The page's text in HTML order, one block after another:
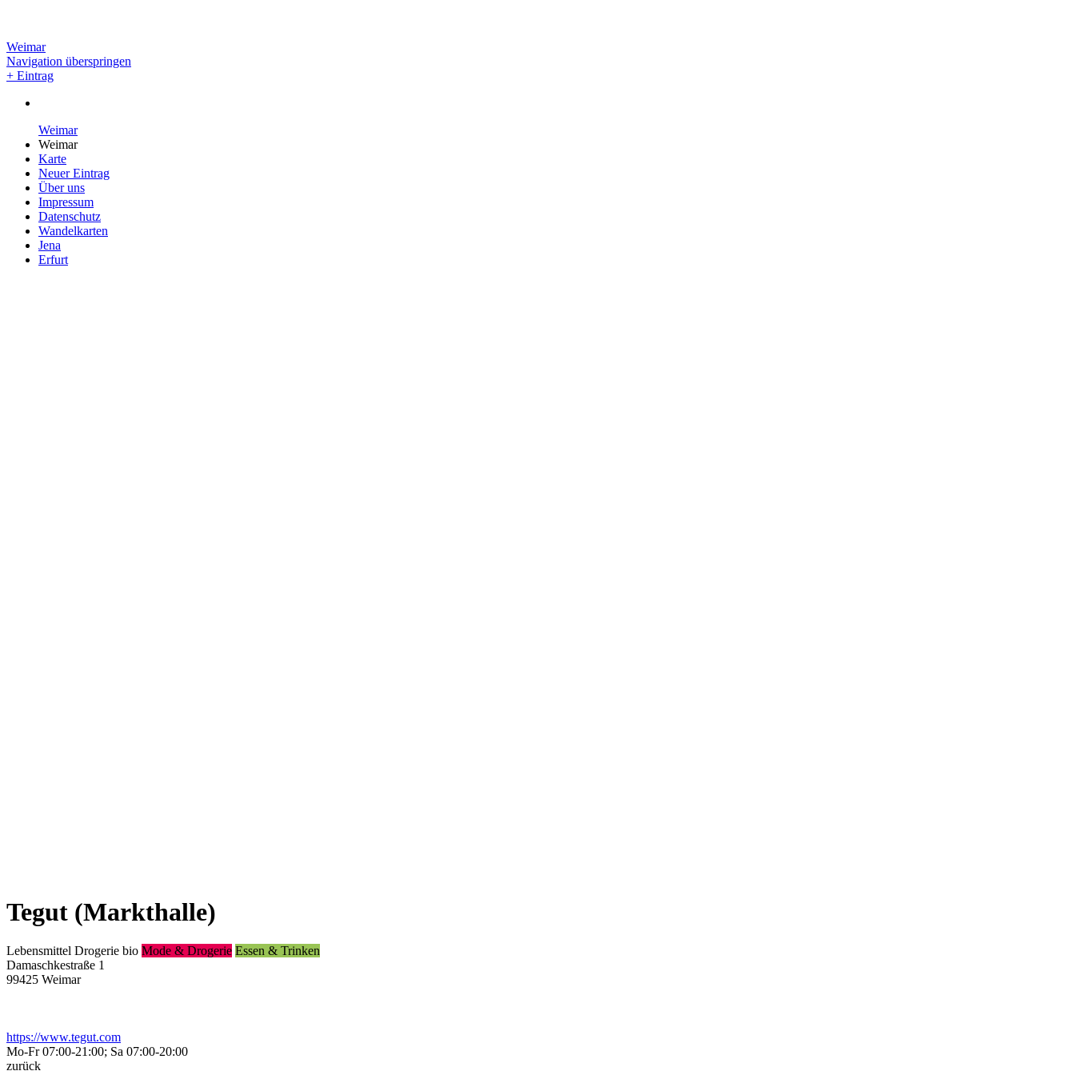
Weimar
Navigation überspringen
+ Eintrag
Weimar
Weimar
Karte
Neuer Eintrag
Über uns
Impressum
Datenschutz
Wandelkarten
Jena
Erfurt
Tegut (Markthalle)
Lebensmittel Drogerie bio Mode & Drogerie Essen & Trinken
Damaschkestraße 1
99425 Weimar
https://www.tegut.com
Mo-Fr 07:00-21:00; Sa 07:00-20:00
zurück